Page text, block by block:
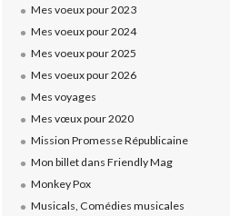
Mes voeux pour 2023
Mes voeux pour 2024
Mes voeux pour 2025
Mes voeux pour 2026
Mes voyages
Mes vœux pour 2020
Mission Promesse Républicaine
Mon billet dans Friendly Mag
Monkey Pox
Musicals, Comédies musicales